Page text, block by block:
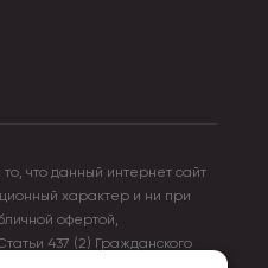
что данный интернет сайт
характер и ни при
офертой,
437 (2) Гражданского